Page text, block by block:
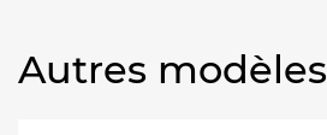
Autres modèles